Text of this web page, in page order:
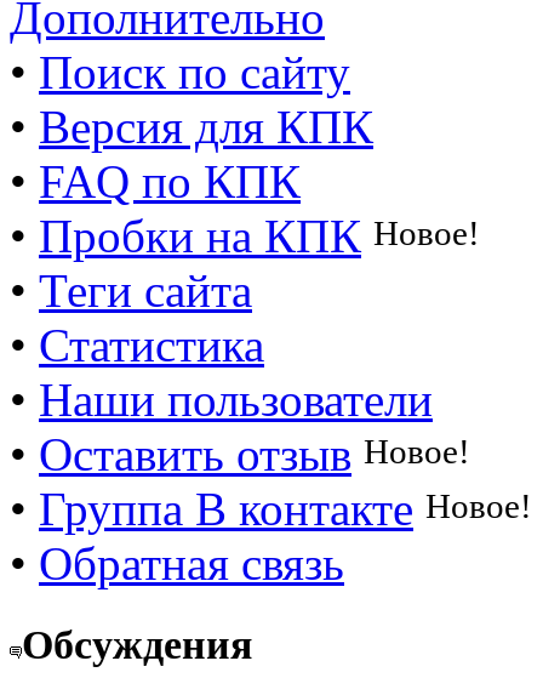
Дополнительно
• Поиск по сайту
• Версия для КПК
• FAQ по КПК
• Пробки на КПК Новое!
• Теги сайта
• Статистика
• Наши пользователи
• Оставить отзыв Новое!
• Группа В контакте Новое!
• Обратная связь
Обсуждения